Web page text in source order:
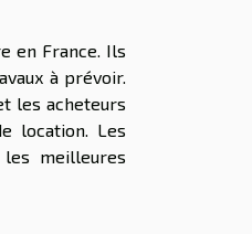
en France. Ils
à prévoir.
les acheteurs
location. Les
meilleures